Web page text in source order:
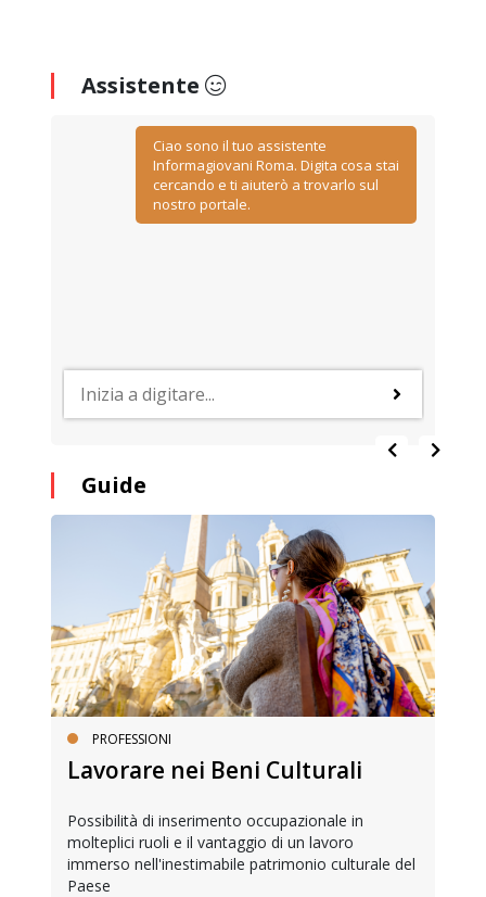
Assistente
Ciao sono il tuo assistente
Informagiovani Roma. Digita cosa stai
cercando e ti aiuterò a trovarlo sul
nostro portale.
Guide
PROFESSIONI
Lavorare nei Beni Culturali
Possibilità di inserimento occupazionale in
molteplici ruoli e il vantaggio di un lavoro
immerso nell'inestimabile patrimonio culturale del
Paese